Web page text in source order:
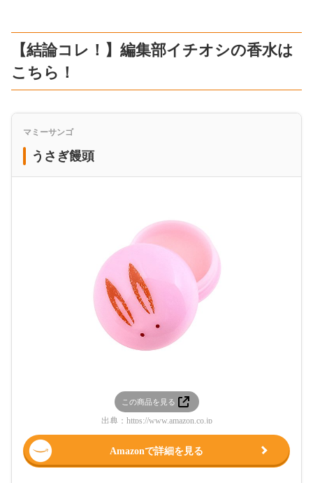
【結論コレ！】編集部イチオシの香水は
こちら！
マミーサンゴ
うさぎ饅頭
この商品を見る
出典： https://www.amazon.co.jp
Amazonで詳細を見る